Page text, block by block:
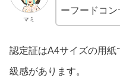
マミ
ーフードコ
認定証はA4サイズの用
級感があります。